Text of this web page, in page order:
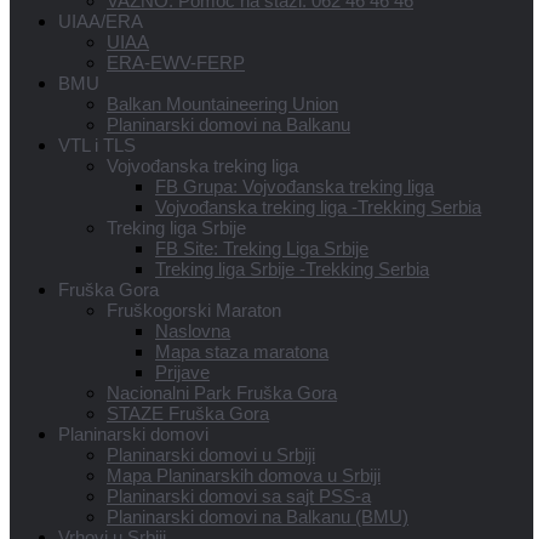
UIAA/ERA
UIAA
ERA-EWV-FERP
BMU
Balkan Mountaineering Union
Planinarski domovi na Balkanu
VTL i TLS
Vojvođanska treking liga
FB Grupa: Vojvođanska treking liga
Vojvođanska treking liga -Trekking Serbia
Treking liga Srbije
FB Site: Treking Liga Srbije
Treking liga Srbije -Trekking Serbia
Fruška Gora
Fruškogorski Maraton
Naslovna
Mapa staza maratona
Prijave
Nacionalni Park Fruška Gora
STAZE Fruška Gora
Planinarski domovi
Planinarski domovi u Srbiji
Mapa Planinarskih domova u Srbiji
Planinarski domovi sa sajt PSS-a
Planinarski domovi na Balkanu (BMU)